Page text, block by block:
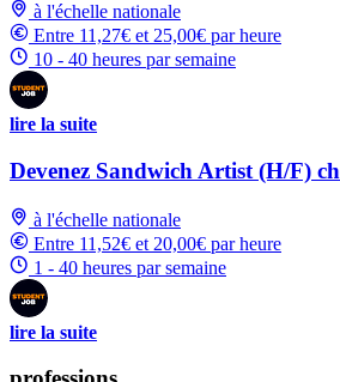
à l'échelle nationale
Entre 11,27€ et 25,00€ par heure
10 - 40 heures par semaine
lire la suite
Devenez Sandwich Artist (H/F)
à l'échelle nationale
Entre 11,52€ et 20,00€ par heure
1 - 40 heures par semaine
lire la suite